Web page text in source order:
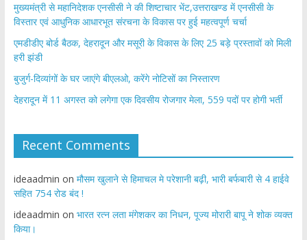
मुख्यमंत्री से महानिदेशक एनसीसी ने की शिष्टाचार भेंट,उत्तराखण्ड में एनसीसी के
विस्तार एवं आधुनिक आधारभूत संरचना के विकास पर हुई महत्वपूर्ण चर्चा
एमडीडीए बोर्ड बैठक, देहरादून और मसूरी के विकास के लिए 25 बड़े प्रस्तावों को मिली
हरी झंडी
बुजुर्ग-दिव्यांगों के घर जाएंगे बीएलओ, करेंगे नोटिसों का निस्तारण
​देहरादून में 11 अगस्त को लगेगा एक दिवसीय रोजगार मेला, 559 पदों पर होगी भर्ती
Recent Comments
ideaadmin on मौसम खुलाने से हिमाचल मे परेशानी बढ़ी, भारी बर्फबारी से 4 हाईवे
सहित 754 रोड बंद !
ideaadmin on भारत रत्न लता मंगेशकर का निधन, पूज्य मोरारी बापू ने शोक व्यक्त
किया।